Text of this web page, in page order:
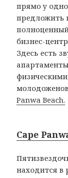
прямо у
предложить
бизнес-
Здесь есть
Panwa Beach.
Cape
находится в